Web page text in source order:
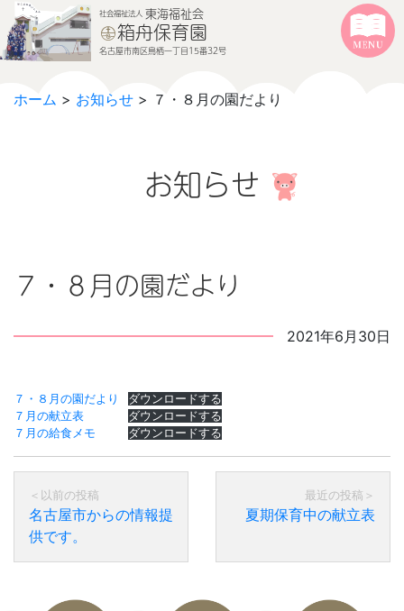
本文へジャンプする
メニューへジャンプする
社会福祉法人 東海福祉会
箱舟保育園
名古屋市南区鳥栖一丁目15番32号
ホーム > お知らせ > ７・８月の園だより
お知らせ
７・８月の園だより
2021年6月30日
７・８月の園だより
ダウンロードする
７月の献立表
ダウンロードする
７月の給食メモ
ダウンロードする
名古屋市からの情報提
供です。
夏期保育中の献立表